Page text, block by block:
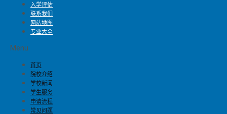
入学评估
联系我们
网站地图
专业大全
Menu
首页
院校介绍
学校新闻
学生服务
申请流程
常见问题